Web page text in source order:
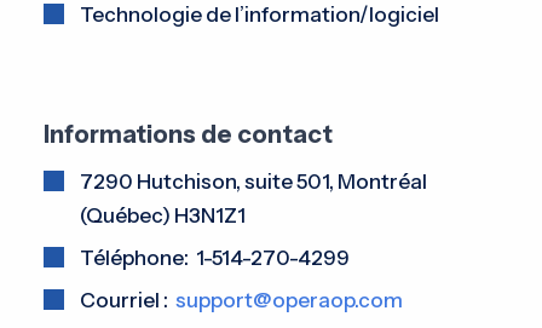
Technologie de l’information/logiciel
Informations de contact
7290 Hutchison, suite 501, Montréal
(Québec) H3N1Z1
Téléphone: 1-514-270-4299
Courriel : support@operaop.com